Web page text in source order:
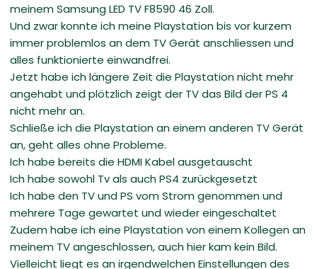
meinem Samsung LED TV F8590 46 Zoll.
Und zwar konnte ich meine Playstation bis vor kurzem
immer problemlos an dem TV Gerät anschliessen und
alles funktionierte einwandfrei.
Jetzt habe ich längere Zeit die Playstation nicht mehr
angehabt und plötzlich zeigt der TV das Bild der PS 4
nicht mehr an.
Schließe ich die Playstation an einem anderen TV Gerät
an, geht alles ohne Probleme.
Ich habe bereits die HDMI Kabel ausgetauscht
Ich habe sowohl Tv als auch PS4 zurückgesetzt
Ich habe den TV und PS vom Strom genommen und
mehrere Tage gewartet und wieder eingeschaltet
Zudem habe ich eine Playstation von einem Kollegen an
meinem TV angeschlossen, auch hier kam kein Bild.
Vielleicht liegt es an irgendwelchen Einstellungen des